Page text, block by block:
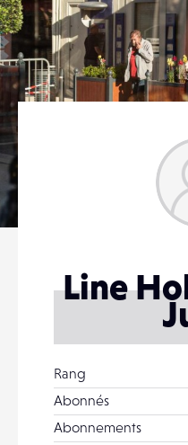
Line
Rang
Abonnés
Abonnements